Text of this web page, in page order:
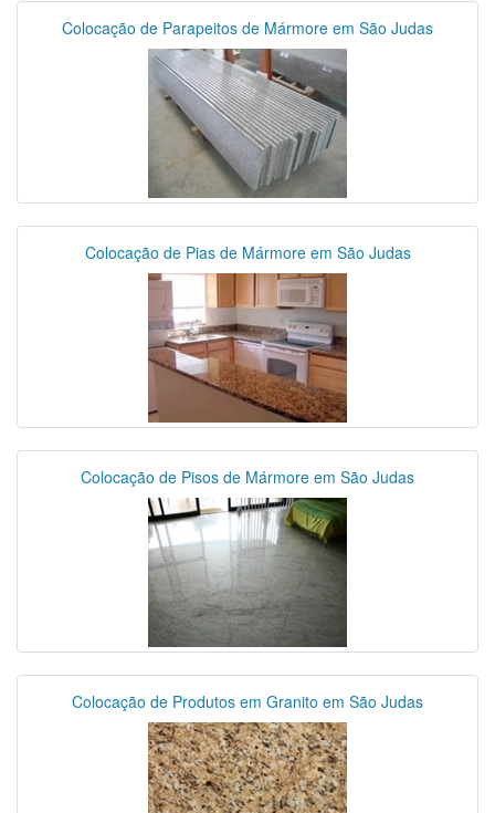
Colocação de Parapeitos de Mármore em São Judas
Colocação de Pias de Mármore em São Judas
Colocação de Pisos de Mármore em São Judas
Colocação de Produtos em Granito em São Judas